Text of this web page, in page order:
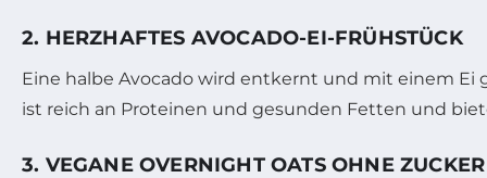
2. HERZHAFTES AVOCADO-EI-FRÜHSTÜCK
Eine halbe Avocado wird entkernt und mit einem Ei
ist reich an Proteinen und gesunden Fetten und
3. VEGANE OVERNIGHT OATS OHNE ZUCKER